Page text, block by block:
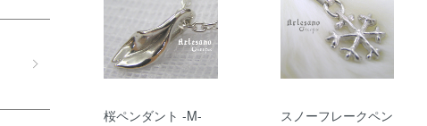
桜ペンダント -M-
スノーフレークペン